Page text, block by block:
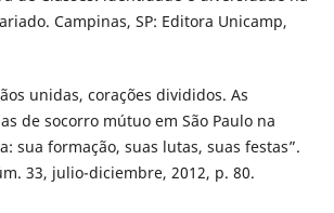
Campinas, SP: Editora Unicamp,
unidas, corações divididos. As
de socorro mútuo em São Paulo na
sua formação, suas lutas, suas festas”.
33, julio-diciembre, 2012, p. 80.